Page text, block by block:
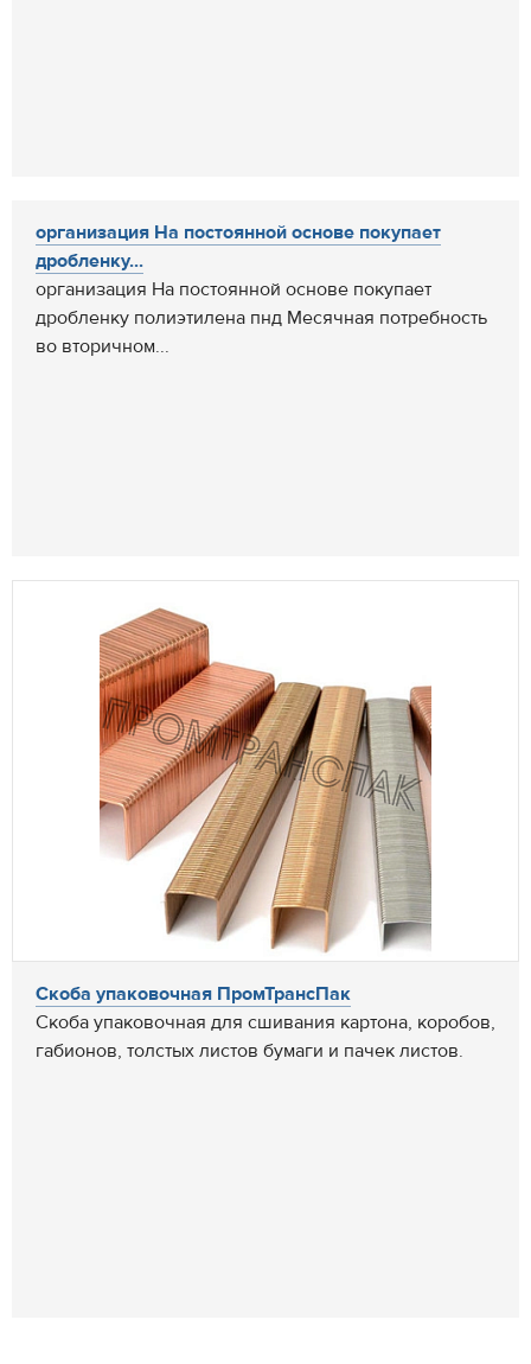
организация На постоянной основе покупает
дробленку...
организация На постоянной основе покупает
дробленку полиэтилена пнд Месячная потребность
во вторичном...
Скоба упаковочная ПромТрансПак
Скоба упаковочная для сшивания картона, коробов,
габионов, толстых листов бумаги и пачек листов.